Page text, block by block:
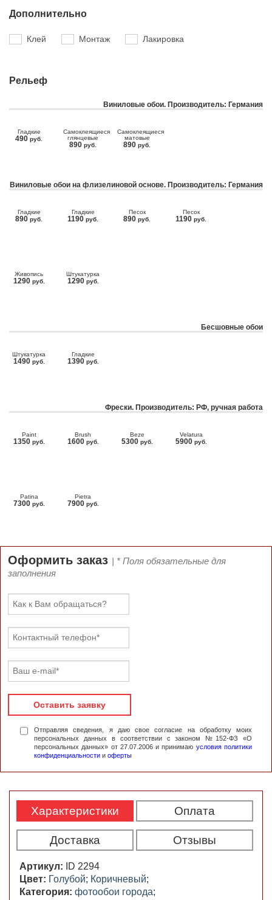
Дополнительно
Клей Монтаж Лакировка
Рельеф
Виниловые обои. Производитель: Германия
Гладкие
490 руб.
Самоклеящиеся
глянцевые
890 руб.
Самоклеящиеся
матовые
890 руб.
Виниловые обои на флизелиновой основе. Производитель: Германия
Гладкие
890 руб.
Гладкие
1190 руб.
Песок
890 руб.
Песок
1190 руб.
Живопись
1290 руб.
Штукатурка
1290 руб.
Бесшовные обои
Штукатурка
1490 руб.
Гладкие
1390 руб.
Фрески. Производитель: РФ, ручная работа
Paint
1350 руб.
Brush
1600 руб.
Beze
5300 руб.
Velatura
5900 руб.
Patina
7300 руб.
Pietra
7900 руб.
Оформить заказ | * Поля обязательные для
заполнения
Оставить заявку
Отправляя сведения, я даю свое согласие на обработку моих
персональных данных в соответствии с законом №152-ФЗ «О
персональных данных» от 27.07.2006 и принимаю условия политики
конфиденциальности и оферты
Характеристики Оплата
Доставка Отзывы
Артикул:
ID 2294
Цвет: Голубой; Коричневый;
Категория: фотообои города;